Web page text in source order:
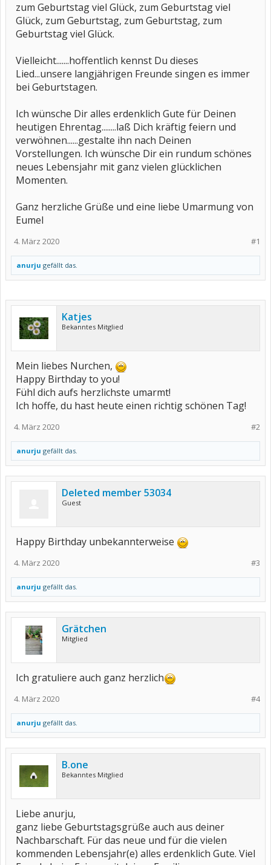
zum Geburtstag viel Glück, zum Geburtstag viel
Glück, zum Geburtstag, zum Geburtstag, zum
Geburtstag viel Glück.
Vielleicht.......hoffentlich kennst Du dieses
Lied...unsere langjährigen Freunde singen es immer
bei Geburtstagen.
Ich wünsche Dir alles erdenklich Gute für Deinen
heutigen Ehrentag........laß Dich kräftig feiern und
verwöhnen......gestalte ihn nach Deinen
Vorstellungen. Ich wünsche Dir ein rundum schönes
neues Lebensjahr mit ganz vielen glücklichen
Momenten.
Ganz herzliche Grüße und eine liebe Umarmung von
Eumel
#1
4. März 2020
anurju gefällt das.
Katjes
Bekanntes Mitglied
Mein liebes Nurchen,
Happy Birthday to you!
Fühl dich aufs herzlichste umarmt!
Ich hoffe, du hast heute einen richtig schönen Tag!
#2
4. März 2020
anurju gefällt das.
Deleted member 53034
Guest
Happy Birthday unbekannterweise
#3
4. März 2020
anurju gefällt das.
Grätchen
Mitglied
Ich gratuliere auch ganz herzlich
#4
4. März 2020
anurju gefällt das.
B.one
Bekanntes Mitglied
Liebe anurju,
ganz liebe Geburtstagsgrüße auch aus deiner
Nachbarschaft. Für das neue und für die vielen
kommenden Lebensjahr(e) alles erdenklich Gute. Viel